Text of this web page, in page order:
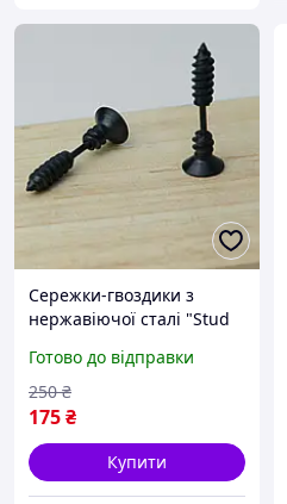
Сережки-гвоздики з
нержавіючої сталі "Stud
Готово до відправки
175₴
250 ₴
Купити